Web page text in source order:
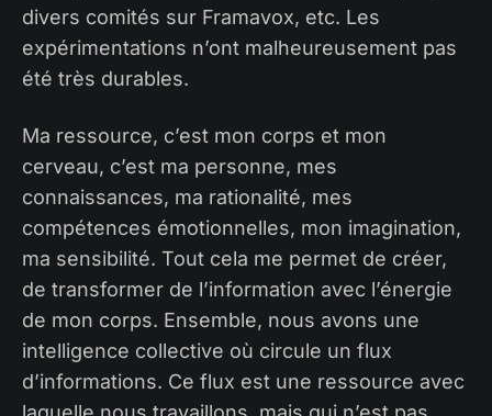
divers comités sur Framavox, etc. Les
expérimentations n’ont malheureusement pas
été très durables.
Ma ressource, c’est mon corps et mon
cerveau, c’est ma personne, mes
connaissances, ma rationalité, mes
compétences émotionnelles, mon imagination,
ma sensibilité. Tout cela me permet de créer,
de transformer de l’information avec l’énergie
de mon corps. Ensemble, nous avons une
intelligence collective où circule un flux
d’informations. Ce flux est une ressource avec